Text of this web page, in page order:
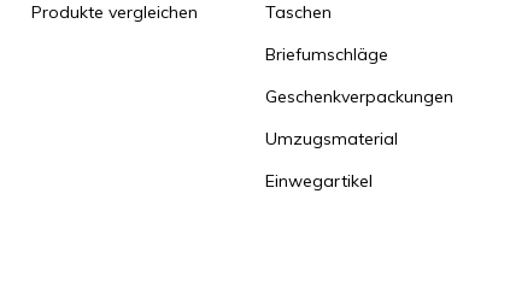
Produkte vergleichen
Taschen
Briefumschläge
Geschenkverpackungen
Umzugsmaterial
Einwegartikel